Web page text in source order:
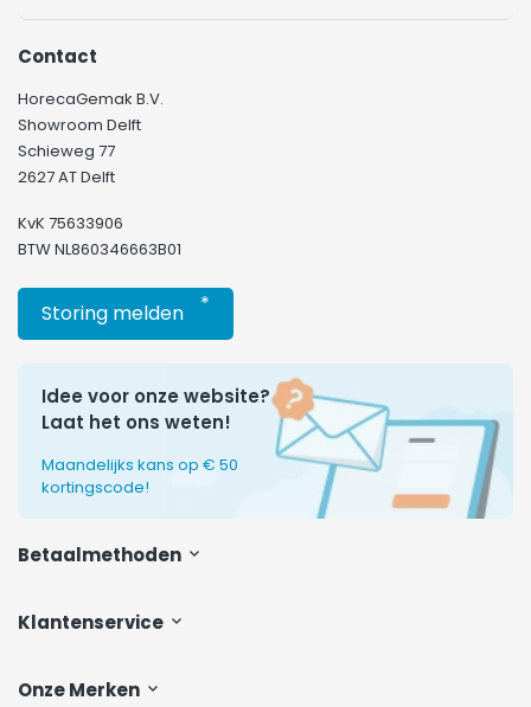
Klantenservice
Onze Merken
Contact
HorecaGemak B.V.
Showroom Delft
Schieweg 77
2627 AT Delft
KvK 75633906
BTW NL860346663B01
Storing melden *
Idee voor onze website?
Laat het ons weten!
Maandelijks kans op € 50
kortingscode!
Betaalmethoden